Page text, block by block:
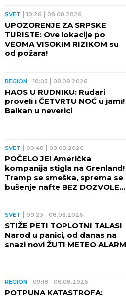
SVET 10:26 08.08.2026
UPOZORENJE ZA SRPSKE
TURISTE: Ove lokacije po
VEOMA VISOKIM RIZIKOM su
od požara!
REGION 10:05 08.08.2026
HAOS U RUDNIKU: Rudari
proveli i ČETVRTU NOĆ u jami!
Balkan u neverici
SVET 09:48 08.08.2026
POČELO JE! Američka
kompanija stigla na Grenland!
Tramp se smeška, sprema se
bušenje nafte BEZ DOZVOLE
SVET 09:23 08.08.2026
STIŽE PETI TOPLOTNI TALAS!
Narod u panici, od danas na
snazi novi ŽUTI METEO ALARM
REGION 09:18 08.08.2026
POTPUNA KATASTROFA: